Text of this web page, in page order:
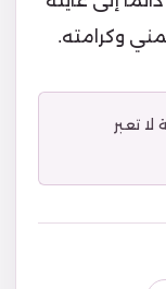
وكرامته.
لا تعبر